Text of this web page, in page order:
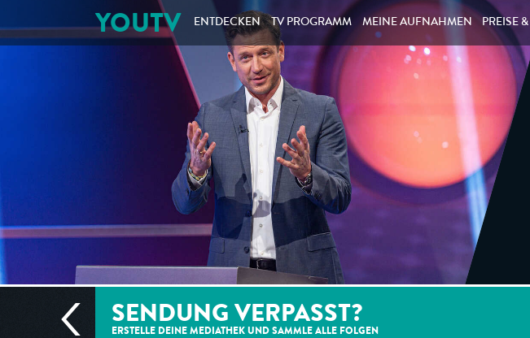
YOUTV ENTDECKEN TV PROGRAMM MEINE AUFNAHMEN PREISE &
SENDUNG VERPASST?
ERSTELLE DEINE MEDIATHEK UND SAMMLE ALLE FOLGEN